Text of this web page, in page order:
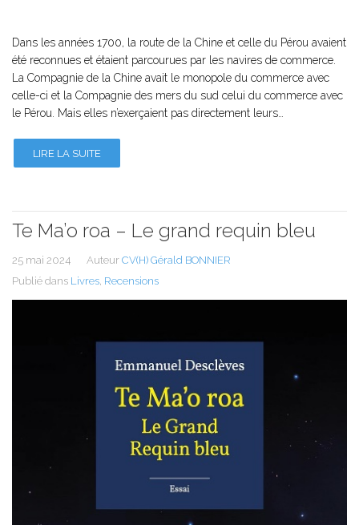
Dans les années 1700, la route de la Chine et celle du Pérou avaient
été reconnues et étaient parcourues par les navires de commerce.
La Compagnie de la Chine avait le monopole du commerce avec
celle-ci et la Compagnie des mers du sud celui du commerce avec
le Pérou. Mais elles n’exerçaient pas directement leurs…
LIRE LA SUITE
Te Ma’o roa – Le grand requin bleu
25 mai 2024 Auteur CV(H) Gérald BONNIER
Publié dans Livres, Recensions